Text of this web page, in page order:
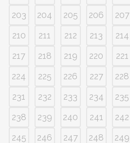
203
204 205 206 207
210
211 212 213 214
217
218 219 220 221
224
225 226 227 228
231
232 233 234 235
238
239 240 241 242
245
246 247 248 249